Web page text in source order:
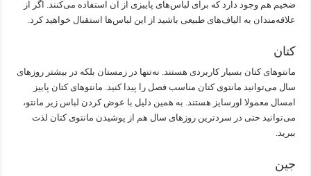
ضخیم هم وجود دارد که برای لباس‌های پاییزی از آن استفاده می‌کنند. اگر از
علاقه‌مندان به الیاف‌های طبیعی باشید از این لباس‌ها استقبال خواهید کرد.
کتان
مانتوهای کتان بسیار کاربردی هستند. نه‌تنها در زمستان بلکه در بیشتر روزهای
سال می‌توانید مانتوی کتان مناسب فصل را پیدا کنید. مانتوهای کتان پاییز
امسال معمولا اورسایز هستند. به همین دلیل با عوض کردن لباس زیر مانتو،
می‌توانید حتی در سردترین روزهای سال هم از پوشیدن مانتوی کتان لذت
ببرید.
جین